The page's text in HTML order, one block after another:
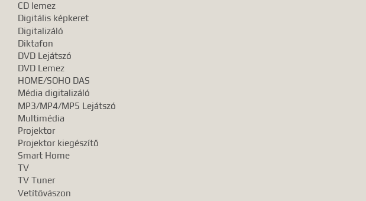
CD lemez
Digitális képkeret
Digitalizáló
Diktafon
DVD Lejátszó
DVD Lemez
HOME/SOHO DAS
Média digitalizáló
MP3/MP4/MP5 Lejátszó
Multimédia
Projektor
Projektor kiegészítő
Smart Home
TV
TV Tuner
Vetítővászon